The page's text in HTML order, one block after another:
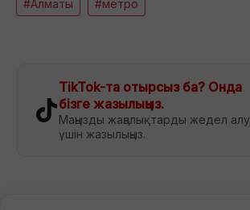
#Алматы #метро
TikTok-та отырсыз ба? Онда
бізге жазылыңыз.
Маңызды жаңалықтарды жедел алу
үшін жазылыңыз.